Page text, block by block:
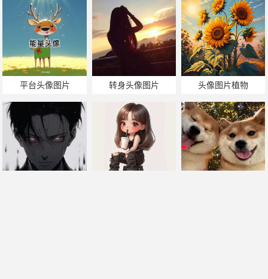
平台头像图片 转身头像图片 头像图片植物